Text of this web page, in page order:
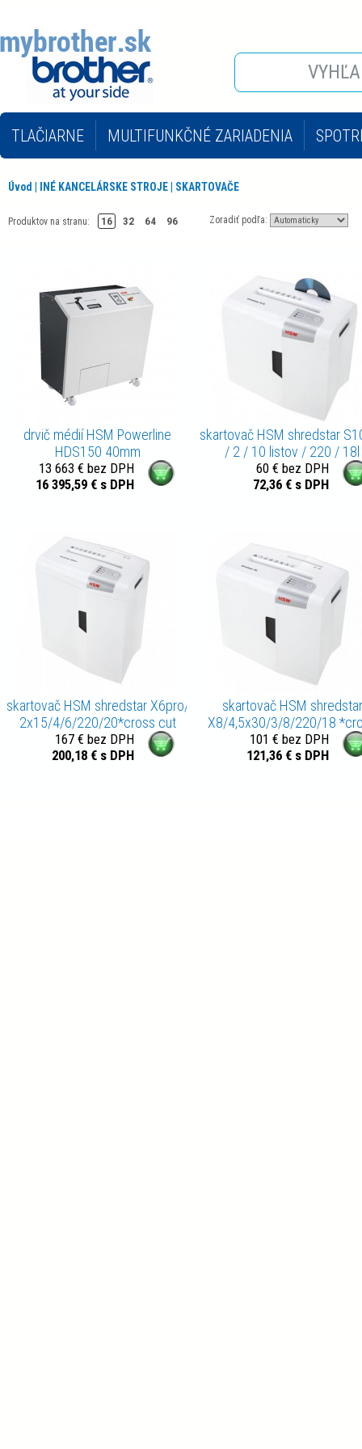
TLAČIARNE MULTIFUNKČNÉ ZARIADENIA
INÉ KANCELÁRSKE STROJE KOPÍROVACIE STROJE
Úvod INÉ KANCELÁRSKE STROJE SKARTOVAČE
Produktov na stranu: 16 32 64 96 Zoradiť podľa:
drvič médií HSM Powerline
HDS150 40mm
13 663 € bez DPH
16 395,59 € s DPH
skartovač HSM shredstar
/ 2 / 10 listov / 220 / 18l
60 € bez DPH
72,36 € s DPH
skartovač HSM shredstar X6pro/
2x15/4/6/220/20*cross cut
167 € bez DPH
200,18 € s DPH
skartovač HSM shredstar
X8/4,5x30/3/8/220/18
cut
101 € bez DPH
121,36 € s DPH